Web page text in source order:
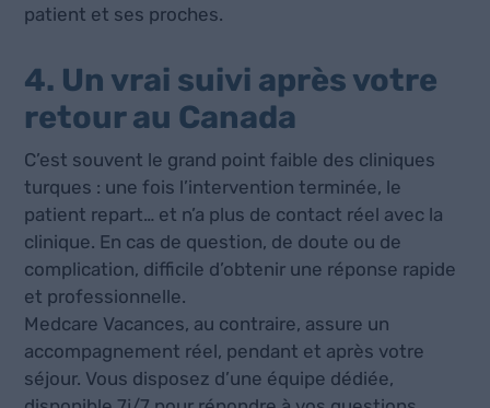
patient et ses proches.
4. Un vrai suivi après votre
retour au Canada
C’est souvent le grand point faible des cliniques
turques : une fois l’intervention terminée, le
patient repart… et n’a plus de contact réel avec la
clinique. En cas de question, de doute ou de
complication, difficile d’obtenir une réponse rapide
et professionnelle.
Medcare Vacances, au contraire, assure un
accompagnement réel, pendant et après votre
séjour. Vous disposez d’une équipe dédiée,